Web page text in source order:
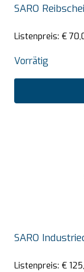
SARO
Listenpreis: €
Vorrätig
SARO
Listenpreis: €